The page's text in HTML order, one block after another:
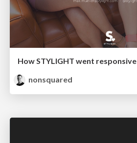
How STYLIGHT went responsive
nonsquared